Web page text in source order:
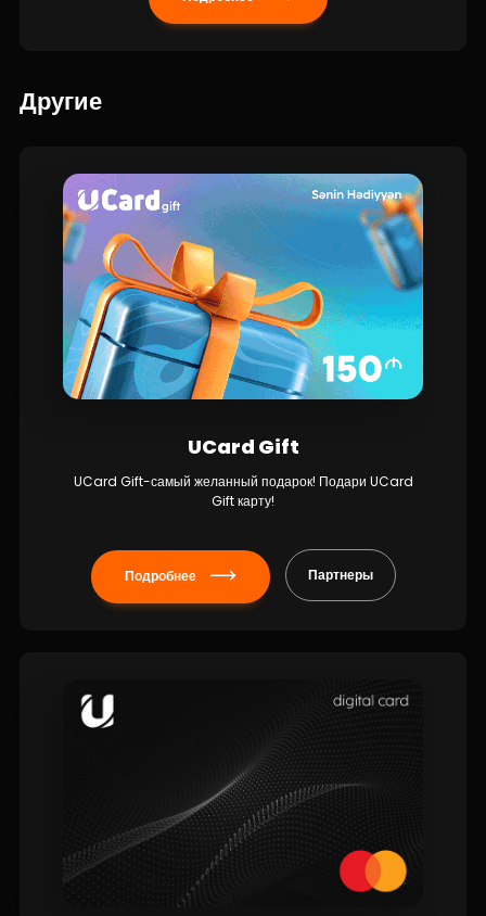
Другие
UCard Gift
UCard Gift-самый желанный подарок! Подари UCard
Gift карту!
Подробнее Партнеры